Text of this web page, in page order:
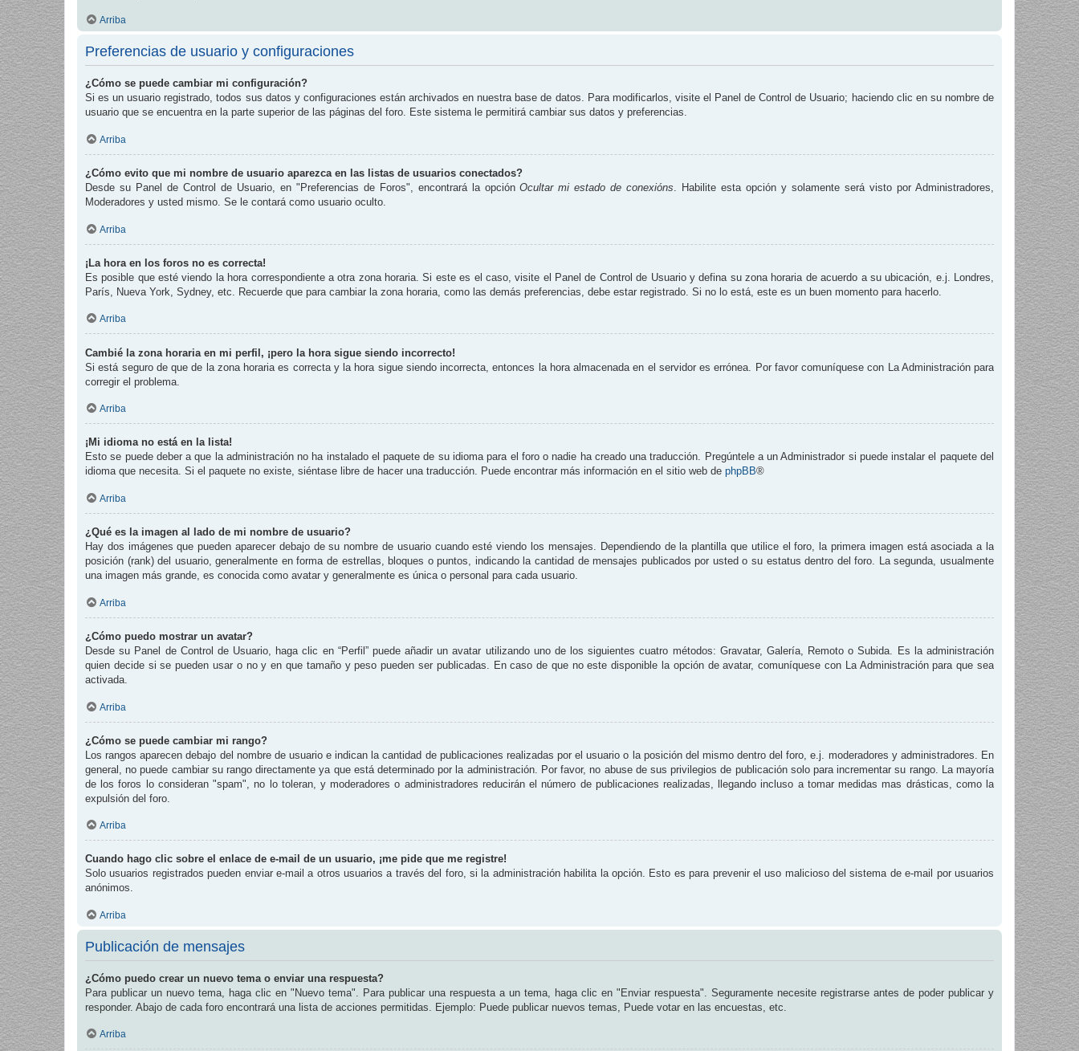
Arriba
Preferencias de usuario y configuraciones
¿Cómo se puede cambiar mi configuración?
Si es un usuario registrado, todos sus datos y configuraciones están archivados en nuestra base de datos. Para modificarlos, visite el Panel de Control de Usuario; haciendo clic en su nombre de
usuario que se encuentra en la parte superior de las páginas del foro. Este sistema le permitirá cambiar sus datos y preferencias.
Arriba
¿Cómo evito que mi nombre de usuario aparezca en las listas de usuarios conectados?
Desde su Panel de Control de Usuario, en "Preferencias de Foros", encontrará la opciónOcultar mi estado de conexións. Habilite esta opción y solamente será visto por Administradores,
Moderadores y usted mismo. Se le contará como usuario oculto.
Arriba
¡La hora en los foros no es correcta!
Es posible que esté viendo la hora correspondiente a otra zona horaria. Si este es el caso, visite el Panel de Control de Usuario y defina su zona horaria de acuerdo a su ubicación, e.j. Londres,
París, Nueva York, Sydney, etc. Recuerde que para cambiar la zona horaria, como las demás preferencias, debe estar registrado. Si no lo está, este es un buen momento para hacerlo.
Arriba
Cambié la zona horaria en mi perfil, ¡pero la hora sigue siendo incorrecto!
Si está seguro de que de la zona horaria es correcta y la hora sigue siendo incorrecta, entonces la hora almacenada en el servidor es errónea. Por favor comuníquese con La Administración para
corregir el problema.
Arriba
¡Mi idioma no está en la lista!
Esto se puede deber a que la administración no ha instalado el paquete de su idioma para el foro o nadie ha creado una traducción. Pregúntele a un Administrador si puede instalar el paquete del
idioma que necesita. Si el paquete no existe, siéntase libre de hacer una traducción. Puede encontrar más información en el sitio web de phpBB®
Arriba
¿Qué es la imagen al lado de mi nombre de usuario?
Hay dos imágenes que pueden aparecer debajo de su nombre de usuario cuando esté viendo los mensajes. Dependiendo de la plantilla que utilice el foro, la primera imagen está asociada a la
posición (rank) del usuario, generalmente en forma de estrellas, bloques o puntos, indicando la cantidad de mensajes publicados por usted o su estatus dentro del foro. La segunda, usualmente
una imagen más grande, es conocida como avatar y generalmente es única o personal para cada usuario.
Arriba
¿Cómo puedo mostrar un avatar?
Desde su Panel de Control de Usuario, haga clic en “Perfil” puede añadir un avatar utilizando uno de los siguientes cuatro métodos: Gravatar, Galería, Remoto o Subida. Es la administración
quien decide si se pueden usar o no y en que tamaño y peso pueden ser publicadas. En caso de que no este disponible la opción de avatar, comuníquese con La Administración para que sea
activada.
Arriba
¿Cómo se puede cambiar mi rango?
Los rangos aparecen debajo del nombre de usuario e indican la cantidad de publicaciones realizadas por el usuario o la posición del mismo dentro del foro, e.j. moderadores y administradores. En
general, no puede cambiar su rango directamente ya que está determinado por la administración. Por favor, no abuse de sus privilegios de publicación solo para incrementar su rango. La mayoría
de los foros lo consideran "spam", no lo toleran, y moderadores o administradores reducirán el número de publicaciones realizadas, llegando incluso a tomar medidas mas drásticas, como la
expulsión del foro.
Arriba
Cuando hago clic sobre el enlace de e-mail de un usuario, ¡me pide que me registre!
Solo usuarios registrados pueden enviar e-mail a otros usuarios a través del foro, si la administración habilita la opción. Esto es para prevenir el uso malicioso del sistema de e-mail por usuarios
anónimos.
Arriba
Publicación de mensajes
¿Cómo puedo crear un nuevo tema o enviar una respuesta?
Para publicar un nuevo tema, haga clic en "Nuevo tema". Para publicar una respuesta a un tema, haga clic en "Enviar respuesta". Seguramente necesite registrarse antes de poder publicar y
responder. Abajo de cada foro encontrará una lista de acciones permitidas. Ejemplo: Puede publicar nuevos temas, Puede votar en las encuestas, etc.
Arriba